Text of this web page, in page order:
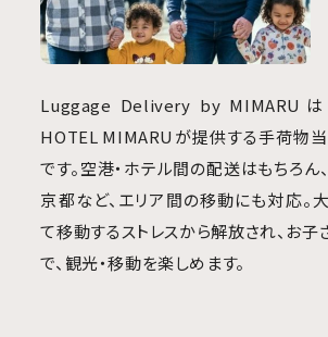
Luggage Delivery by MIMARUは
HOTEL MIMARUが提供する手荷物
です。空港・ホテル間の配送はもちろん
京都など、エリア間の移動にも対応。
て移動するストレスから解放され、お子
で、観光・移動を楽しめます。